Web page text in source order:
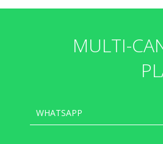
MULTI-
WHATSAPP